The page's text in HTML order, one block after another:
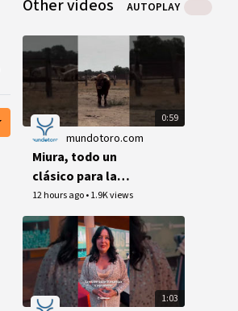
Other videos AUTOPLAY
0:59
mundotoro.com
Miura, todo un
clásico para la
Corrida Magallánica
de Sanlúcar (Vídeo)
12 hours ago•1.9K views
1:03